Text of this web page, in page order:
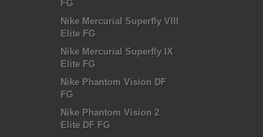
FG
Nike Mercurial Superfly VIII
Elite FG
Nike Mercurial Superfly IX
Elite FG
Nike Phantom Vision DF
FG
Nike Phantom Vision 2
Elite DF FG